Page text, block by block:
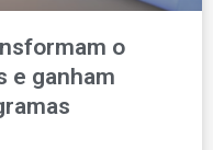
o
e ganham